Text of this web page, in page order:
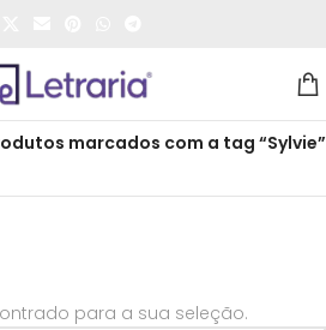
marcados com a tag “Sylvie”
para a sua seleção.